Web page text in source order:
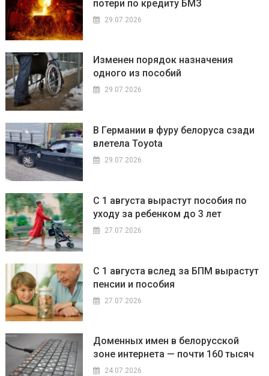
потери по кредиту БМЗ
29.07.2026
Изменен порядок назначения
одного из пособий
29.07.2026
В Германии в фуру белоруса сзади
влетела Toyota
29.07.2026
С 1 августа вырастут пособия по
уходу за ребенком до 3 лет
27.07.2026
С 1 августа вслед за БПМ вырастут
пенсии и пособия
27.07.2026
Доменных имен в белорусской
зоне интернета — почти 160 тысяч
24.07.2026